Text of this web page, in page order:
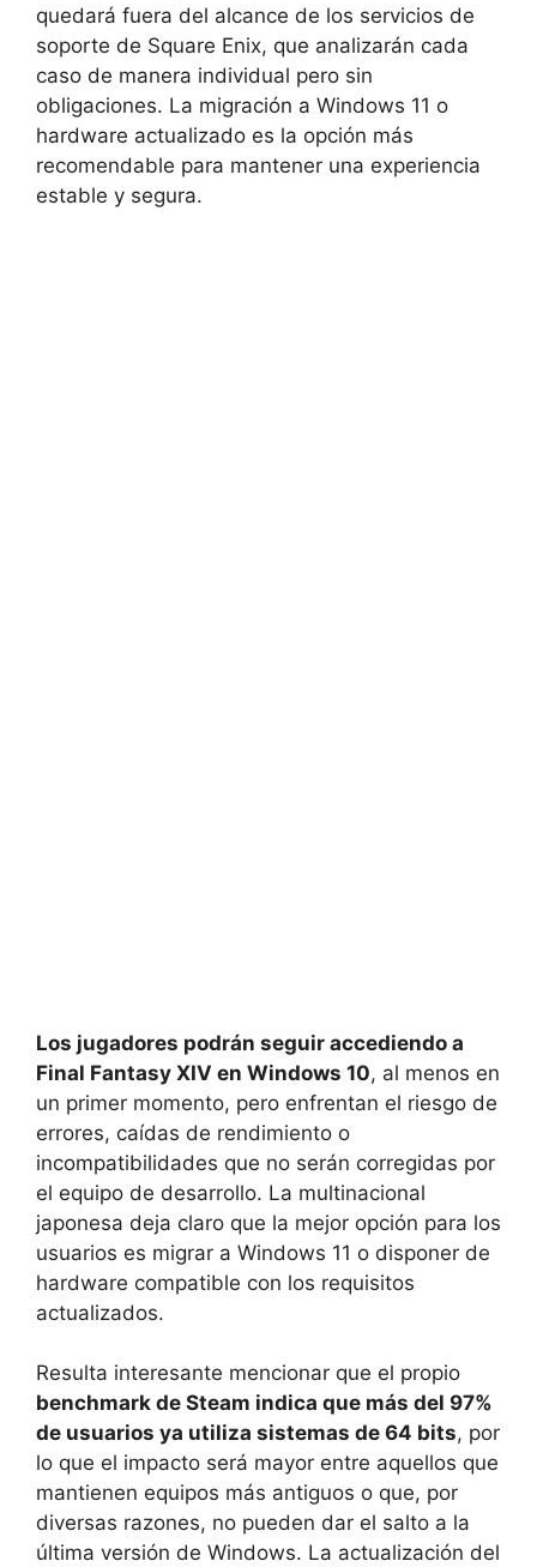
quedará fuera del alcance de los servicios de
soporte de Square Enix, que analizarán cada
caso de manera individual pero sin
obligaciones. La migración a Windows 11 o
hardware actualizado es la opción más
recomendable para mantener una experiencia
estable y segura.
Los jugadores podrán seguir accediendo a
Final Fantasy XIV en Windows 10, al menos en
un primer momento, pero enfrentan el riesgo de
errores, caídas de rendimiento o
incompatibilidades que no serán corregidas por
el equipo de desarrollo. La multinacional
japonesa deja claro que la mejor opción para los
usuarios es migrar a Windows 11 o disponer de
hardware compatible con los requisitos
actualizados.
Resulta interesante mencionar que el propio
benchmark de Steam indica que más del 97%
de usuarios ya utiliza sistemas de 64 bits, por
lo que el impacto será mayor entre aquellos que
mantienen equipos más antiguos o que, por
diversas razones, no pueden dar el salto a la
última versión de Windows. La actualización del